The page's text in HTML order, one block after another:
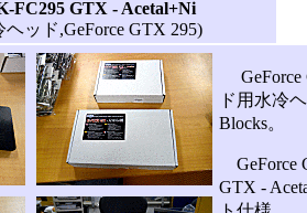
FC295 GTX - Acetal+Ni
ッド,GeForce GTX 295)
GeForce
ド用水冷
Blocks。
GeForce
GTX -